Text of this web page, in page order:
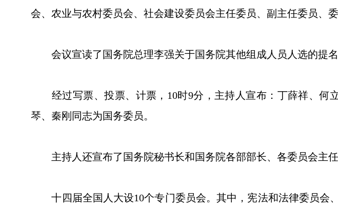
会、农业与农村委员会、社会建设委员会主任委员、副主任委员、委
会议宣读了国务院总理李强关于国务院其他组成人员人选的提名
经过写票、投票、计票，10时9分，主持人宣布：丁薛祥、何
琴、秦刚同志为国务委员。
主持人还宣布了国务院秘书长和国务院各部部长、各委员会主任
十四届全国人大设10个专门委员会。其中，宪法和法律委员会